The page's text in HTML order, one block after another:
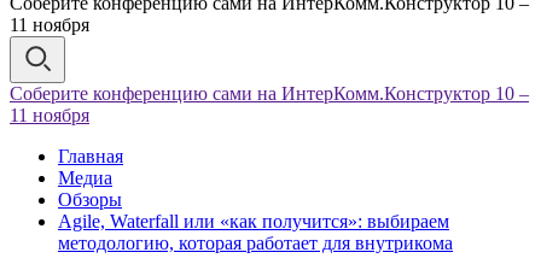
11 ноября
Соберите конференцию сами на ИнтерКомм.Конструктор 10 –
11 ноября
Главная
Медиа
Обзоры
Agile, Waterfall или «как получится»: выбираем
методологию, которая работает для внутрикома